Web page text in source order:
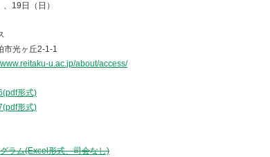
19日（日）
ヶ丘2-1-1
u.ac.jp/about/access/
形式)
形式)
ラム(Excel形式、司会なし)